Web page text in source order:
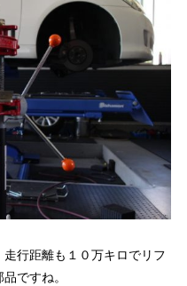
行距離も１０万キロでリフ
ですね。